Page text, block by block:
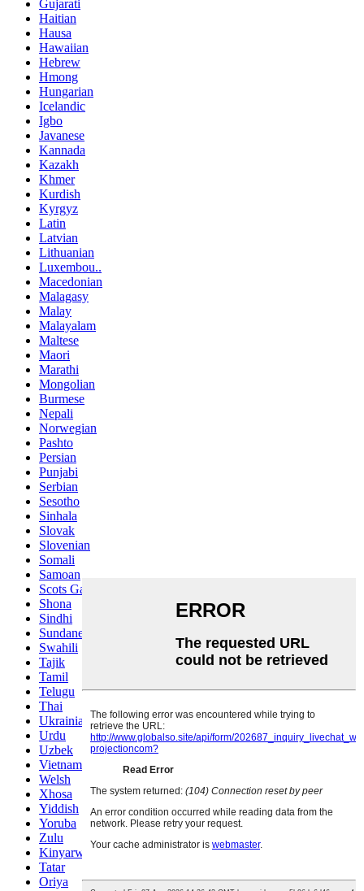
Gujarati
Haitian
Hausa
Hawaiian
Hebrew
Hmong
Hungarian
Icelandic
Igbo
Javanese
Kannada
Kazakh
Khmer
Kurdish
Kyrgyz
Latin
Latvian
Lithuanian
Luxembou..
Macedonian
Malagasy
Malay
Malayalam
Maltese
Maori
Marathi
Mongolian
Burmese
Nepali
Norwegian
Pashto
Persian
Punjabi
Serbian
Sesotho
Sinhala
Slovak
Slovenian
Somali
Samoan
Scots Gaelic
Shona
Sindhi
Sundanese
Swahili
Tajik
Tamil
Telugu
Thai
Ukrainian
Urdu
Uzbek
Vietnamese
Welsh
Xhosa
Yiddish
Yoruba
Zulu
Kinyarwanda
Tatar
Oriya